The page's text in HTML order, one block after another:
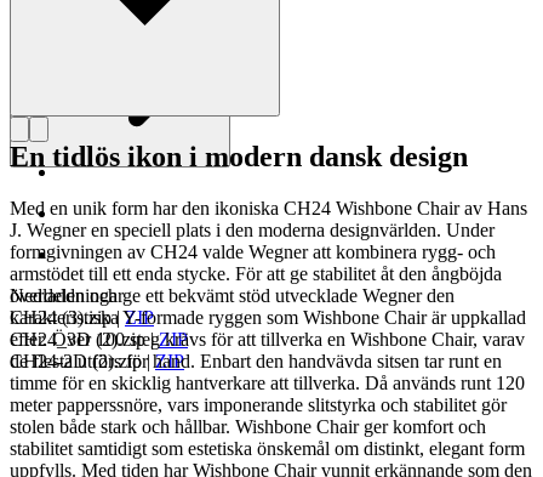
Nedladdningar
CH24 (3).zip|ZIP
CH24_3D (2).zip|ZIP
CH24-2D (2).zip|ZIP
En tidlös ikon i modern dansk design
Med en unik form har den ikoniska CH24 Wishbone Chair av Hans
J. Wegner en speciell plats i den moderna designvärlden. Under
formgivningen av CH24 valde Wegner att kombinera rygg- och
armstödet till ett enda stycke. För att ge stabilitet åt den ångböjda
överdelen och ge ett bekvämt stöd utvecklade Wegner den
karakteristiska Y-formade ryggen som Wishbone Chair är uppkallad
efter. Över 100 steg krävs för att tillverka en Wishbone Chair, varav
de flesta utförs för hand. Enbart den handvävda sitsen tar runt en
timme för en skicklig hantverkare att tillverka. Då används runt 120
meter papperssnöre, vars imponerande slitstyrka och stabilitet gör
stolen både stark och hållbar. Wishbone Chair ger komfort och
stabilitet samtidigt som estetiska önskemål om distinkt, elegant form
uppfylls. Med tiden har Wishbone Chair vunnit erkännande som den